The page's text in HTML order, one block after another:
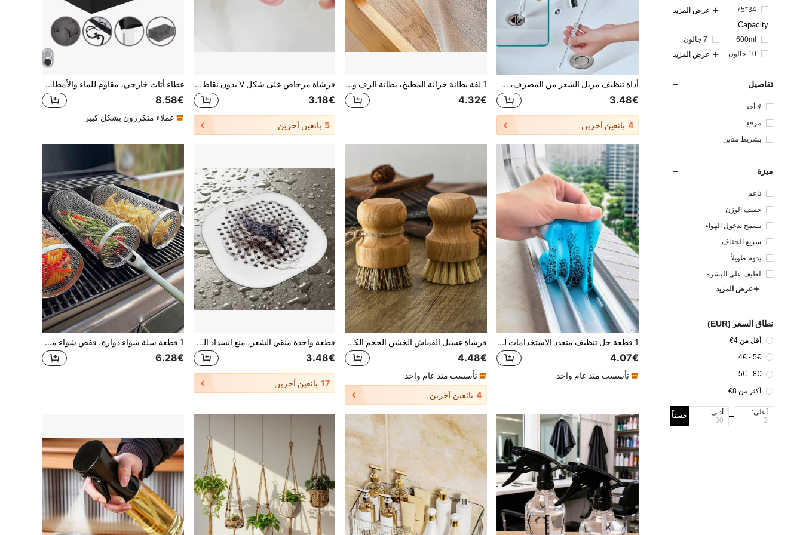
34*75
عرض المزيد
Capacity
600ml
7 جالون
10 جالون
عرض المزيد
تفاصيل
لا أحد
مرقع
بشريط متاين
ميزة
ناعم
خفيف الوزن
يسمح بدخول الهواء
سريع الجفاف
يدوم طويلاً
لطيف على البشرة
عرض المزيد
نطاق السعر (EUR)
أقل من 4€
5€ - 4€
8€ - 5€
أكثر من 8€
أعلى: أدنى: حسناً
أداة تنظيف مزيل الشعر من المصرف، منظف المصرف والأنابيب قطعة واحدة/قطعتان
3.48€
4 بائعين آخرين
1 لفة بطانة خزانة المطبخ، بطانة الرف والدرج، بطانة حصيرة الخزانة، ورق مقاوم للرطوبة والماء والغبار، حصيرة طاولة الثلاجة، بطانة رف مقاومة للرطوبة للمدرسة والمكتب والمنزل والسفر، لوازم العودة إلى المدرسة، اختيارات الربيع والصيف، هدايا الخدم، ديكور الغرفة والنوم، الشاطئ والسفر، للرجال والنساء، العطلات، أشياء جميلة، هدية عيد الأم، ديكور الحديقة والمطبخ، الصيف، الضروريات السفرية، ديكور الغرفة، سكوشي
4.32€
فرشاة مرحاض على شكل V بدون نقاط عمياء: 1 قطعة فرشاة مرحاض على شكل V، فرشاة مرحاض صغيرة، أداة تنظيف مرحاض، يمكن تدويرها لتناسب المرحاض المنحني وتعليقها على الحائط لتنظيف الحمام، ديكور منزلي للخريف
3.18€
5 بائعين آخرين
غطاء أثاث خارجي، مقاوم للماء والأمطار والثلج والغبار والرياح والأشعة فوق البنفسجية من قماش أكسفورد، لتغطية الأثاث في الحديقة والفناء، باللون الأسود، مناسب للمدرسة والمكتب والمنزل والسفر والحقائب والتنظيم والتخزين وديكور المطبخ والمنزل وهدايا عيد الأم وديكور غرفة النوم والحديقة والمطبخ والصيف والشاطئ والضروريات السفرية وديكور الغرفة والألعاب المطاطية والتخرج
8.58€
عملاء متكررون بشكل كبير
1 قطعة جل تنظيف متعدد الاستخدامات للمطبخ والحمام والمنزل ومستلزمات المنزل
4.07€
تأسست منذ عام واحد
فرشاة غسيل القماش الخشن الحجم الكبير بشعيرات ناعمة لتنظيف المطبخ والأواني والصحون، 1/2 قطعة، لون بني، المطبخ، الحمام، المنزل، مستلزمات منزلية
4.48€
تأسست منذ عام واحد
4 بائعين آخرين
قطعة واحدة منقي الشعر، منع انسداد المصارف، سدادة لحوض الاستحمام والدش، سدادة سيليكون للرائحة في المطبخ، غطاء المصارف، مرشح الصرف، جامع الشعر في الحمام، غطاء مصرف الأرضية، مطبخ، حمام، منزل، لوازم منزلية
3.48€
17 بائعين آخرين
1 قطعة سلة شواء دوارة، قفص شواء من الفولاذ المقاوم للصدأ، شبكة شواء دائرية للخضروات والبطاطس المقلية والسمك، شبكة شواء محمولة للطهي، سلال شواء للشواء في الهواء الطلق، رف شواء للتخييم في الهواء الطلق، أدوات طهي للتخييم والنزهات
6.28€